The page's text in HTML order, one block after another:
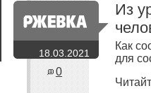
18.03.2021
0
Из
Как
для